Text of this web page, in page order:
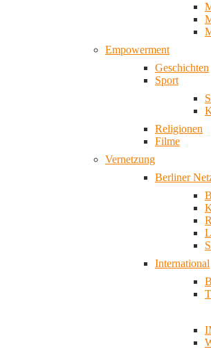
Empowerment
Geschichten
Sport
Religionen
Filme
Vernetzung
Berliner
International